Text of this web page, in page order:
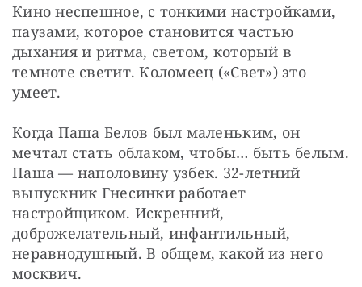
Кино неспешное, с тонкими настройками,
паузами, которое становится частью
дыхания и ритма, светом, который в
темноте светит. Коломеец («Свет») это
умеет.
Когда Паша Белов был маленьким, он
мечтал стать облаком, чтобы… быть белым.
Паша — наполовину узбек. 32-летний
выпускник Гнесинки работает
настройщиком. Искренний,
доброжелательный, инфантильный,
неравнодушный. В общем, какой из него
москвич.